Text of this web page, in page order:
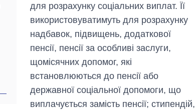
для розрахунку соціальних виплат. Її
використовуватимуть для розрахунку
надбавок, підвищень, додаткової
пенсії, пенсії за особливі заслуги,
щомісячних допомог, які
встановлюються до пенсії або
державної соціальної допомоги, що
виплачується замість пенсії; стипендій,